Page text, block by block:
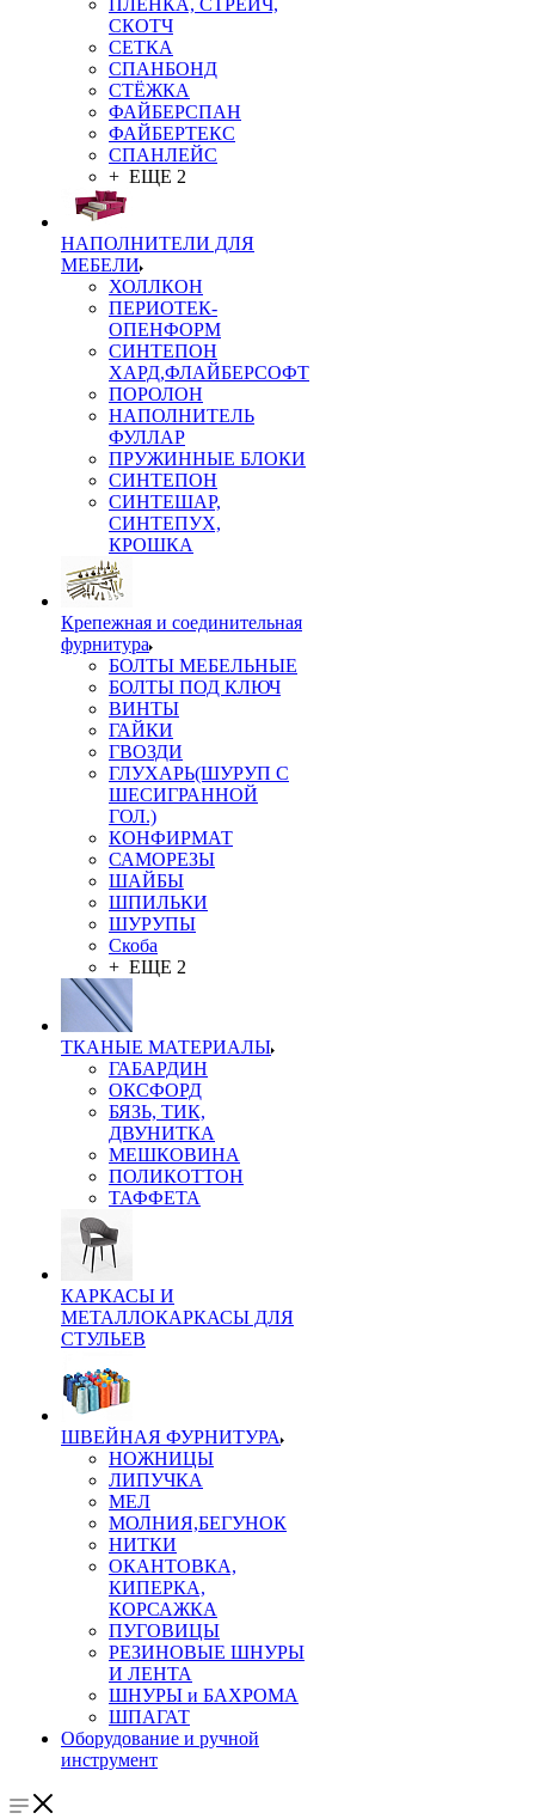
ПЛЁНКА, СТРЕЙЧ,
СКОТЧ
СЕТКА
СПАНБОНД
СТЁЖКА
ФАЙБЕРСПАН
ФАЙБЕРТЕКС
СПАНЛЕЙС
+ ЕЩЕ 2
НАПОЛНИТЕЛИ ДЛЯ
МЕБЕЛИ
ХОЛЛКОН
ПЕРИОТЕК-
ОПЕНФОРМ
СИНТЕПОН
ХАРД,ФЛАЙБЕРСОФТ
ПОРОЛОН
НАПОЛНИТЕЛЬ
ФУЛЛАР
ПРУЖИННЫЕ БЛОКИ
СИНТЕПОН
СИНТЕШАР,
СИНТЕПУХ,
КРОШКА
Крепежная и соединительная
фурнитура
БОЛТЫ МЕБЕЛЬНЫЕ
БОЛТЫ ПОД КЛЮЧ
ВИНТЫ
ГАЙКИ
ГВОЗДИ
ГЛУХАРЬ(ШУРУП С
ШЕСИГРАННОЙ
ГОЛ.)
КОНФИРМАТ
САМОРЕЗЫ
ШАЙБЫ
ШПИЛЬКИ
ШУРУПЫ
Скоба
+ ЕЩЕ 2
ТКАНЫЕ МАТЕРИАЛЫ
ГАБАРДИН
ОКСФОРД
БЯЗЬ, ТИК,
ДВУНИТКА
МЕШКОВИНА
ПОЛИКОТТОН
ТАФФЕТА
КАРКАСЫ И
МЕТАЛЛОКАРКАСЫ ДЛЯ
СТУЛЬЕВ
ШВЕЙНАЯ ФУРНИТУРА
НОЖНИЦЫ
ЛИПУЧКА
МЕЛ
МОЛНИЯ,БЕГУНОК
НИТКИ
ОКАНТОВКА,
КИПЕРКА,
КОРСАЖКА
ПУГОВИЦЫ
РЕЗИНОВЫЕ ШНУРЫ
И ЛЕНТА
ШНУРЫ и БАХРОМА
ШПАГАТ
Оборудование и ручной
инструмент